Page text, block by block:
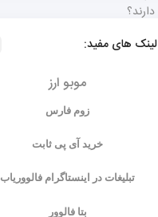
لینک های مفید:
موبو ارز
زوم فارس
خرید آی پی ثابت
تبلیغات در اینستاگرام فالووریاب
بتا فالوور